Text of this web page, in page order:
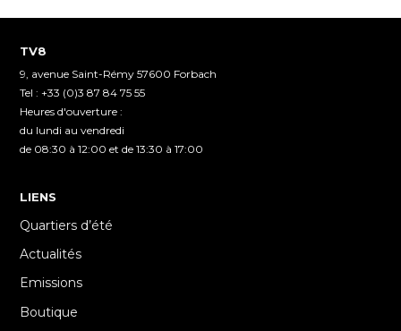
TV8
9, avenue Saint-Rémy 57600 Forbach
Tel : +33 (0)3 87 84 75 55
Heures d'ouverture :
du lundi au vendredi
de 08:30 à 12:00 et de 13:30 à 17:00
LIENS
Quartiers d’été
Actualités
Emissions
Boutique